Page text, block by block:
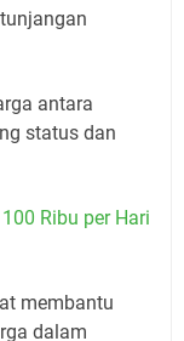
antara
status dan
Ribu per Hari
membantu
dalam